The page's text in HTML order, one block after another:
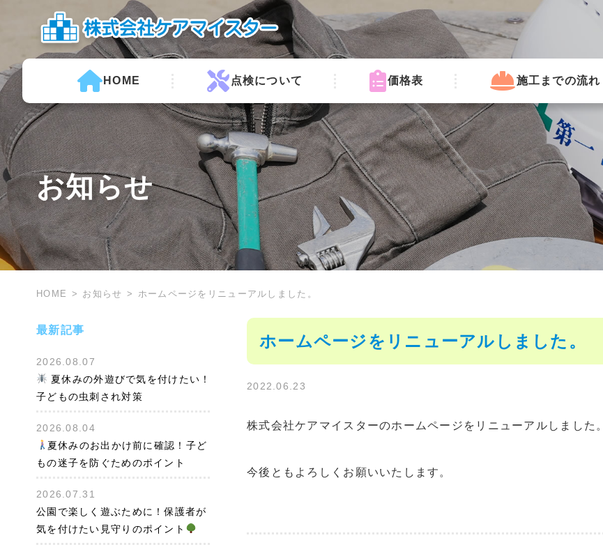
HOME 点検について 価格表 施工までの流れ
お知らせ
HOME お知らせ ホームページをリニューアルしました。
最新記事
2026.08.07
夏休みの外遊びで気を付けたい！
子どもの虫刺され対策
2026.08.04
夏休みのお出かけ前に確認！子ど
もの迷子を防ぐためのポイント
2026.07.31
公園で楽しく遊ぶために！保護者が
気を付けたい見守りのポイント
ホームページをリニューアルしました。
2022.06.23
株式会社ケアマイスターのホームページをリニューアルしました。
今後ともよろしくお願いいたします。